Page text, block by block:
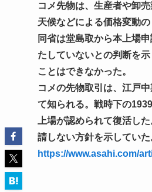
コメ先物は、生産者や卸
天候などによる価格変動
同省は堂島取から本上場
たしていないとの判断を
ことはできなかった。
コメの先物取引は、江戸
て知られる。戦時下の
上場が認められて復活し
請しない方針を示していた
https://www.asahi.com/